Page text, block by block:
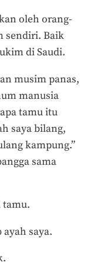
oleh orang-
sendiri. Baik
di Saudi.
musim panas,
manusia
tamu itu
saya bilang,
kampung.”
sama
tamu.
saya.